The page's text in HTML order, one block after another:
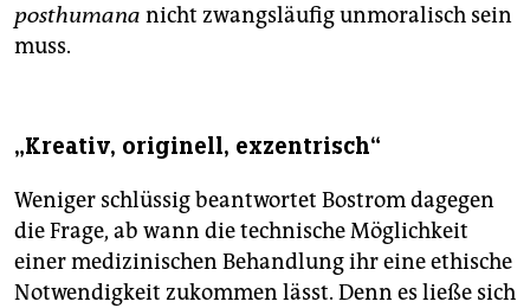
posthumana nicht zwangsläufig unmoralisch sein
muss.
„Kreativ, originell, exzentrisch“
Weniger schlüssig beantwortet Bostrom dagegen
die Frage, ab wann die technische Möglichkeit
einer medizinischen Behandlung ihr eine ethische
Notwendigkeit zukommen lässt. Denn es ließe sich